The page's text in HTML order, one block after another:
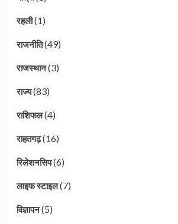
रहली(1)
राजनीति(49)
राजस्थान(3)
राज्य(83)
राशिफल(4)
राहतगढ़(16)
रिलेशनसिप(6)
लाइफ स्टाइल(7)
विज्ञापन(5)